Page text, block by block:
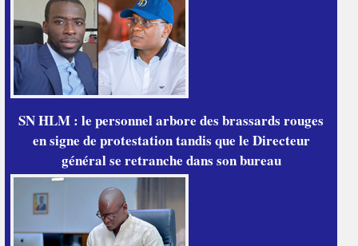
SN HLM : le personnel arbore des brassards rouges
en signe de protestation tandis que le Directeur
général se retranche dans son bureau